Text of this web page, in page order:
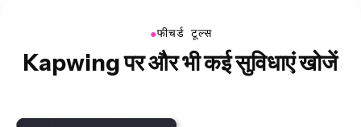
●फीचर्ड टूल्स
Kapwing पर और भी कई सुविधाएं खोजें